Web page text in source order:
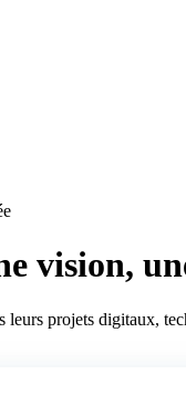
vision,
leurs projets digitaux,